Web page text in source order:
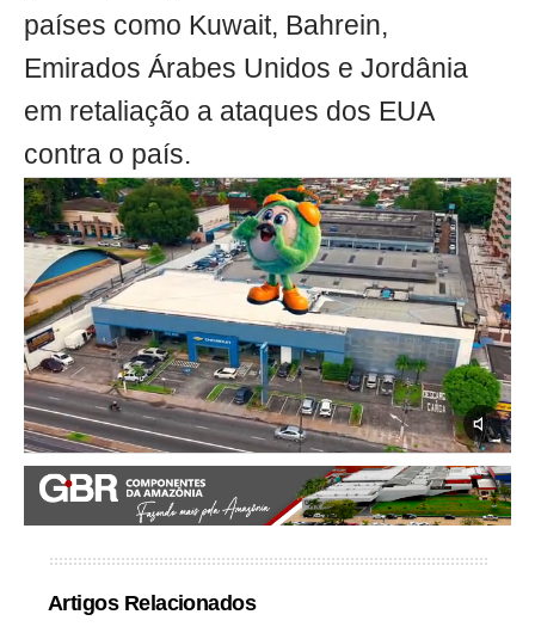
países como Kuwait, Bahrein,
Emirados Árabes Unidos e Jordânia
em retaliação a ataques dos EUA
contra o país.
Artigos Relacionados